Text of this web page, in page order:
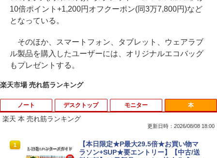
10倍ポイント+1,200円オフクーポン(同3万7,800円)など
となっている。
そのほか、スマートフォン、タブレット、ウェアラブ
ル製品を購入したユーザーには、オリジナルエコバッグ
もプレゼントする。
楽天市場 売れ筋ランキング
ノート
1
【★最大100%ポイント】【Windows X
P 搭載】大手メーカー おまかせ ノートパ
デスクトップ
1
【中古】 富士通・NEC・HP・Dell・Len
ovoなど有名メーカーから特選 店長セレ
モニター
1
【期間限定P15倍+最大10%OFFクーポ
ン】 【3年保証】DELL デル E2020H 中
本
楽天 本 売れ筋ランキング
更新日時：2026/08/08 18:00
1
【本日限定★P最大29.5倍★お買い物マ
ラソン+SUP★要エントリー】【中古/送